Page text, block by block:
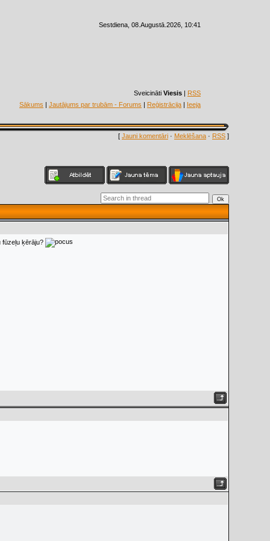
Sestdiena, 08.Augustā.2026, 10:41
Sveicināti Viesis | RSS
Sākums | Jautājums par trubām - Forums | Reģistrācija | Ieeja
[ Jauni komentāri · Meklēšana · RSS ]
fūzeļu ķērāju?